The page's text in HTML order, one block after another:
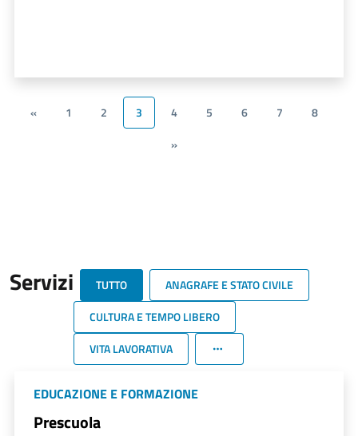
« 1 2 3 4 5 6 7
8
»
Servizi TUTTO
ANAGRAFE E STATO CIVILE
CULTURA E TEMPO LIBERO
VITA LAVORATIVA
EDUCAZIONE E FORMAZIONE
Prescuola